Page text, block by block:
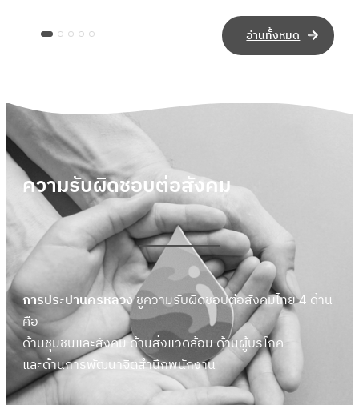
อ่านทั้งหมด
ความรับผิดชอบต่อสังคม
การประปานครหลวงชูความรับผิดชอบต่อสังคมไทย 4 ด้าน
คือ
ด้านชุมชนและสังคม ด้านสิ่งแวดล้อม ด้านผู้บริโภค
และด้านการพัฒนาจิตสำนึกพนักงาน